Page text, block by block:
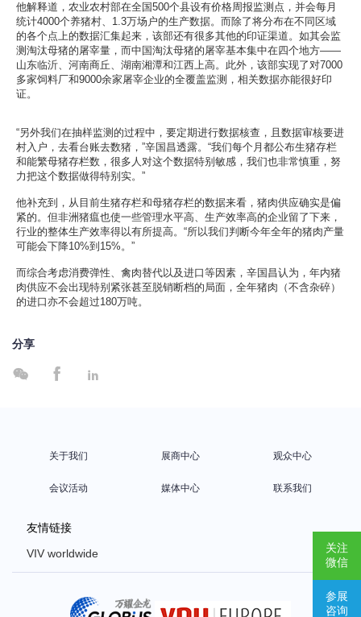
关注
微信
参展
咨询
他解释道，农业农村部在全国500个县设有价格周报监测点，并会每月
统计4000个养猪村、1.3万场户的生产数据。而除了将分布在不同区域
的各个点上的数据汇集起来，该部还有很多其他的印证渠道。如其会监
测淘汰母猪的屠宰量，而中国淘汰母猪的屠宰基本集中在四个地方——
山东临沂、河南商丘、湖南湘潭和江西上高。此外，该部实现了对7000
多家饲料厂和9000余家屠宰企业的全覆盖监测，相关数据亦能很好印
证。
“另外我们在抽样监测的过程中，要定期进行数据核查，且数据审核要进
村入户，去看台账去数猪，”辛国昌透露。“我们每个月都公布生猪存栏
和能繁母猪存栏数，很多人对这个数据特别敏感，我们也非常慎重，努
力把这个数据做得特别实。”
他补充到，从目前生猪存栏和母猪存栏的数据来看，猪肉供应确实是偏
紧的。但非洲猪瘟也使一些管理水平高、生产效率高的企业留了下来，
行业的整体生产效率得以有所提高。“所以我们判断今年全年的猪肉产量
可能会下降10%到15%。”
而综合考虑消费弹性、禽肉替代以及进口等因素，辛国昌认为，年内猪
肉供应不会出现特别紧张甚至脱销断档的局面，全年猪肉（不含杂碎）
的进口亦不会超过180万吨。
分享
  
关于我们 展商中心 观众中心
会议活动 媒体中心 联系我们
友情链接
VIV worldwide